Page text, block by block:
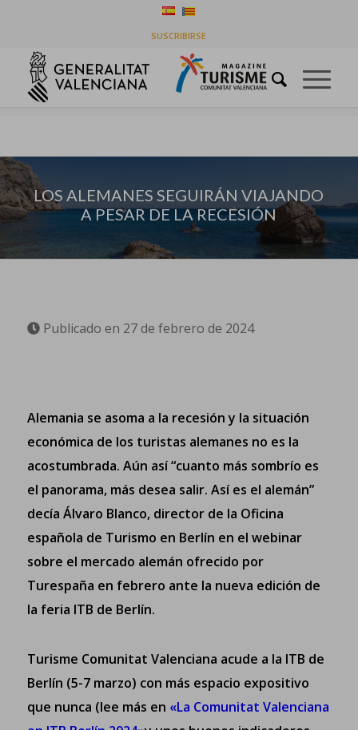
SUSCRIBIRSE
LA RECESIÓN
Usted está aquí: Inicio / Destinos
LOS ALEMANES SEGUIRÁN VIAJANDO A PESAR DE LA RECESIÓN
LOS ALEMANES SEGUIRÁN VIAJANDO
A PESAR DE LA RECESIÓN
Publicado en 27 de febrero de 2024
Alemania se asoma a la recesión y la situación
económica de los turistas alemanes no es la
acostumbrada. Aún así “cuanto más sombrío es
el panorama, más desea salir. Así es el alemán”
decía Álvaro Blanco, director de la Oficina
española de Turismo en Berlín en el webinar
sobre el mercado alemán ofrecido por
Turespaña en febrero ante la nueva edición de
la feria ITB de Berlín.
Turisme Comunitat Valenciana acude a la ITB de
Berlín (5-7 marzo) con más espacio expositivo
que nunca (lee más en «La Comunitat Valenciana